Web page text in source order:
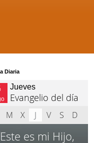
Diaria